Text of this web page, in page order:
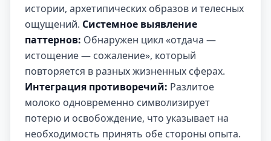
истории, архетипических образов и телесных
ощущений. Системное выявление
паттернов: Обнаружен цикл «отдача —
истощение — сожаление», который
повторяется в разных жизненных сферах.
Интеграция противоречий: Разлитое
молоко одновременно символизирует
потерю и освобождение, что указывает на
необходимость принять обе стороны опыта.